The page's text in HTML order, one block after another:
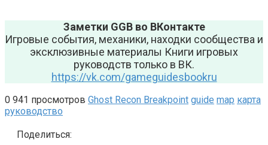
Заметки GGB во ВКонтакте
Игровые события, механики, находки сообщества и
эксклюзивные материалы Книги игровых
руководств только в ВК.
https://vk.com/gameguidesbookru
0 941 просмотров Ghost Recon Breakpoint guide map карта
руководство
Поделиться: